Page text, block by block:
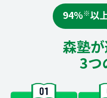
94%※以
森塾
3つ